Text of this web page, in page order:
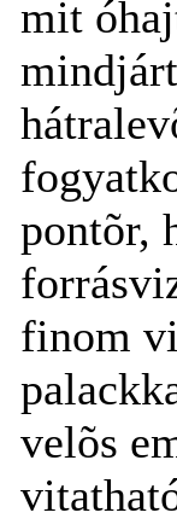
mit
pontõr,
finom
velõs